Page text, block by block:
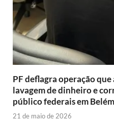
PF deflagra operação
lavagem de dinheiro e
público federais em
21 de maio de 2026